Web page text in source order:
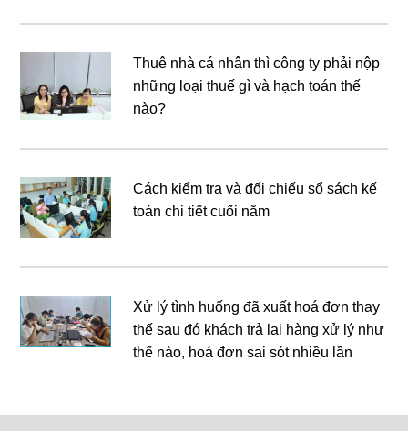
Thuê nhà cá nhân thì công ty phải nộp
những loại thuế gì và hạch toán thế
nào?
Cách kiểm tra và đối chiếu sổ sách kế
toán chi tiết cuối năm
Xử lý tình huống đã xuất hoá đơn thay
thế sau đó khách trả lại hàng xử lý như
thế nào, hoá đơn sai sót nhiều lần